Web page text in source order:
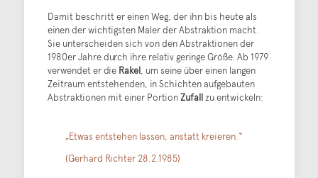
Damit beschritt er einen Weg, der ihn bis heute als
einen der wichtigsten Maler der Abstraktion macht.
Sie unterscheiden sich von den Abstraktionen der
1980er Jahre durch ihre relativ geringe Größe. Ab 1979
verwendet er die Rakel, um seine über einen langen
Zeitraum entstehenden, in Schichten aufgebauten
Abstraktionen mit einer PortionZufallzu entwickeln:
„Etwas entstehen lassen, anstatt kreieren.“
(Gerhard Richter 28.2.1985)